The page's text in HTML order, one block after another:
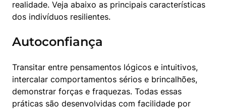
realidade. Veja abaixo as principais características
dos indivíduos resilientes.
Autoconfiança
Transitar entre pensamentos lógicos e intuitivos,
intercalar comportamentos sérios e brincalhões,
demonstrar forças e fraquezas. Todas essas
práticas são desenvolvidas com facilidade por